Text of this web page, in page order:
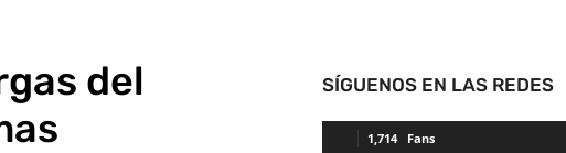
del
SÍGUENOS EN LAS REDES
1,714 Fans